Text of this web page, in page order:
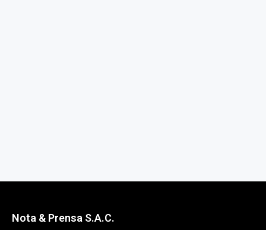
Nota & Prensa S.A.C.